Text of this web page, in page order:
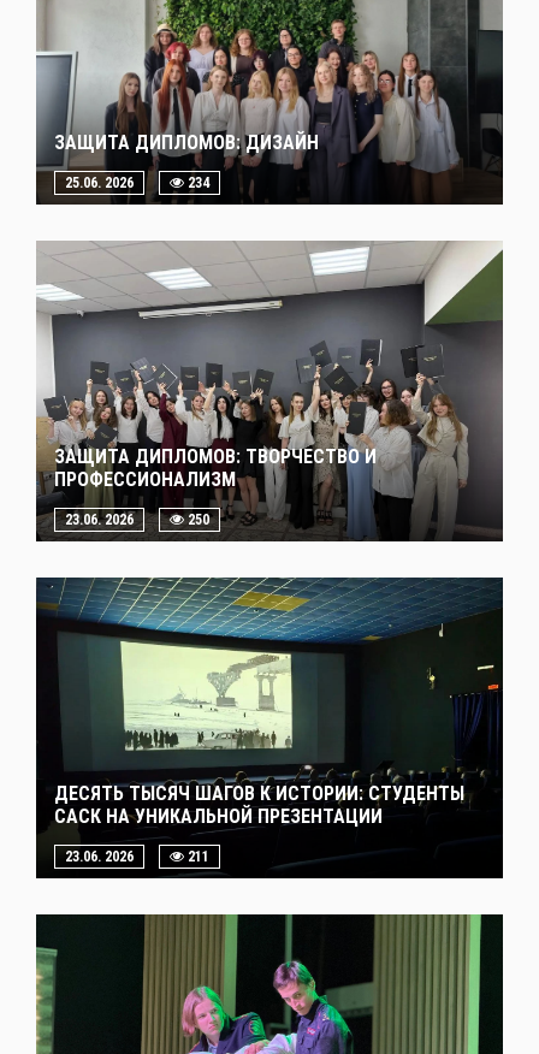
ЗАЩИТА ДИПЛОМОВ: ДИЗАЙН
25.06. 2026 234
ЗАЩИТА ДИПЛОМОВ: ТВОРЧЕСТВО И
ПРОФЕССИОНАЛИЗМ
23.06. 2026 250
ДЕСЯТЬ ТЫСЯЧ ШАГОВ К ИСТОРИИ: СТУДЕНТЫ
САСК НА УНИКАЛЬНОЙ ПРЕЗЕНТАЦИИ
23.06. 2026 211